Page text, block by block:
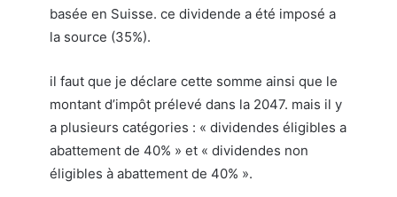
basée en Suisse. ce dividende a été imposé a
la source (35%).
il faut que je déclare cette somme ainsi que le
montant d’impôt prélevé dans la 2047. mais il y
a plusieurs catégories : « dividendes éligibles a
abattement de 40% » et « dividendes non
éligibles à abattement de 40% ».